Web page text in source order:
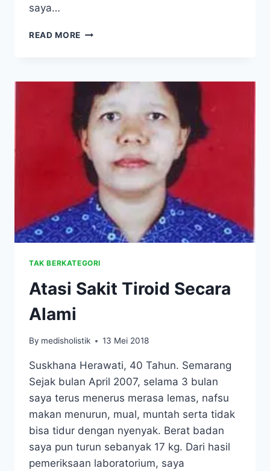
saya…
READ MORE AKHIRNYA
HIPERTIROID
TAK BERKATEGORI
Atasi Sakit Tiroid Secara
Alami
By medisholistik 13 Mei 2018
Suskhana Herawati, 40 Tahun. Semarang
Sejak bulan April 2007, selama 3 bulan
saya terus menerus merasa lemas, nafsu
makan menurun, mual, muntah serta tidak
bisa tidur dengan nyenyak. Berat badan
saya pun turun sebanyak 17 kg. Dari hasil
pemeriksaan laboratorium, saya